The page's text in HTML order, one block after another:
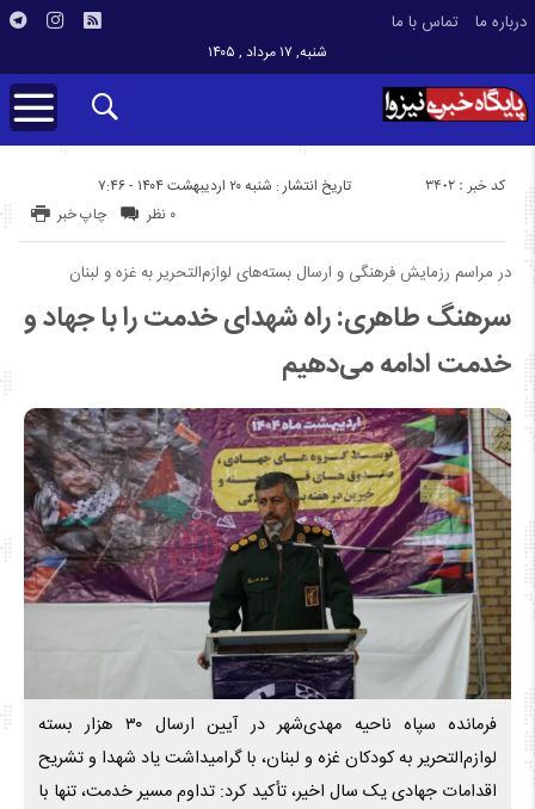
درباره ما تماس با ما
شنبه, ۱۷ مرداد , ۱۴۰۵
تاریخ انتشار : شنبه ۲۰ اردیبهشت ۱۴۰۴ - ۷:۴۶ کد خبر : 3402
چاپ خبر ۰ نظر
در مراسم رزمایش فرهنگی و ارسال بسته‌های لوازم‌التحریر به غزه و لبنان
سرهنگ طاهری: راه شهدای خدمت را با جهاد و
خدمت ادامه می‌دهیم
فرمانده سپاه ناحیه مهدی‌شهر در آیین ارسال ۳۰ هزار بسته
لوازم‌التحریر به کودکان غزه و لبنان، با گرامیداشت یاد شهدا و تشریح
اقدامات جهادی یک سال اخیر، تأکید کرد: تداوم مسیر خدمت، تنها با